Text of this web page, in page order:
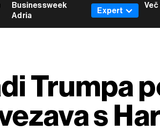
Businessweek
Adria
Expert
Več
Trumpa
s